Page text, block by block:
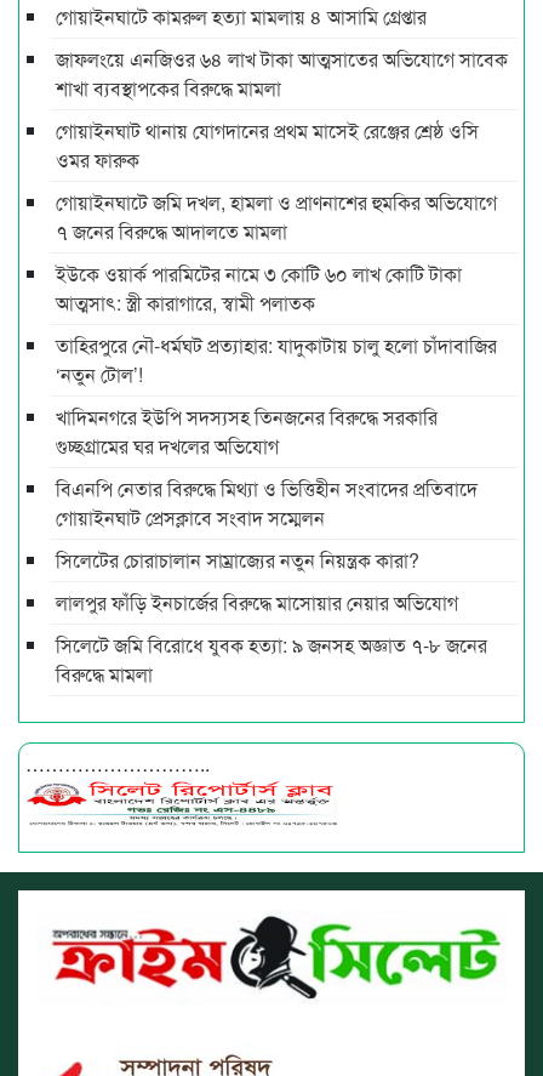
গোয়াইনঘাটে কামরুল হত্যা মামলায় ৪ আসামি গ্রেপ্তার
জাফলংয়ে এনজিওর ৬৪ লাখ টাকা আত্মসাতের অভিযোগে সাবেক
শাখা ব্যবস্থাপকের বিরুদ্ধে মামলা
গোয়াইনঘাট থানায় যোগদানের প্রথম মাসেই রেঞ্জের শ্রেষ্ঠ ওসি
ওমর ফারুক
গোয়াইনঘাটে জমি দখল, হামলা ও প্রাণনাশের হুমকির অভিযোগে
৭ জনের বিরুদ্ধে আদালতে মামলা
ইউকে ওয়ার্ক পারমিটের নামে ৩ কোটি ৬০ লাখ কোটি টাকা
আত্মসাৎ: স্ত্রী কারাগারে, স্বামী পলাতক
তাহিরপুরে নৌ-ধর্মঘট প্রত্যাহার: যাদুকাটায় চালু হলো চাঁদাবাজির
‘নতুন টোল’!
খাদিমনগরে ইউপি সদস্যসহ তিনজনের বিরুদ্ধে সরকারি
গুচ্ছগ্রামের ঘর দখলের অভিযোগ
বিএনপি নেতার বিরুদ্ধে মিথ্যা ও ভিত্তিহীন সংবাদের প্রতিবাদে
গোয়াইনঘাট প্রেসক্লাবে সংবাদ সম্মেলন
সিলেটের চোরাচালান সাম্রাজ্যের নতুন নিয়ন্ত্রক কারা?
লালপুর ফাঁড়ি ইনচার্জের বিরুদ্ধে মাসোয়ার নেয়ার অভিযোগ
সিলেটে জমি বিরোধে যুবক হত্যা: ৯ জনসহ অজ্ঞাত ৭-৮ জনের
বিরুদ্ধে মামলা
………………………..